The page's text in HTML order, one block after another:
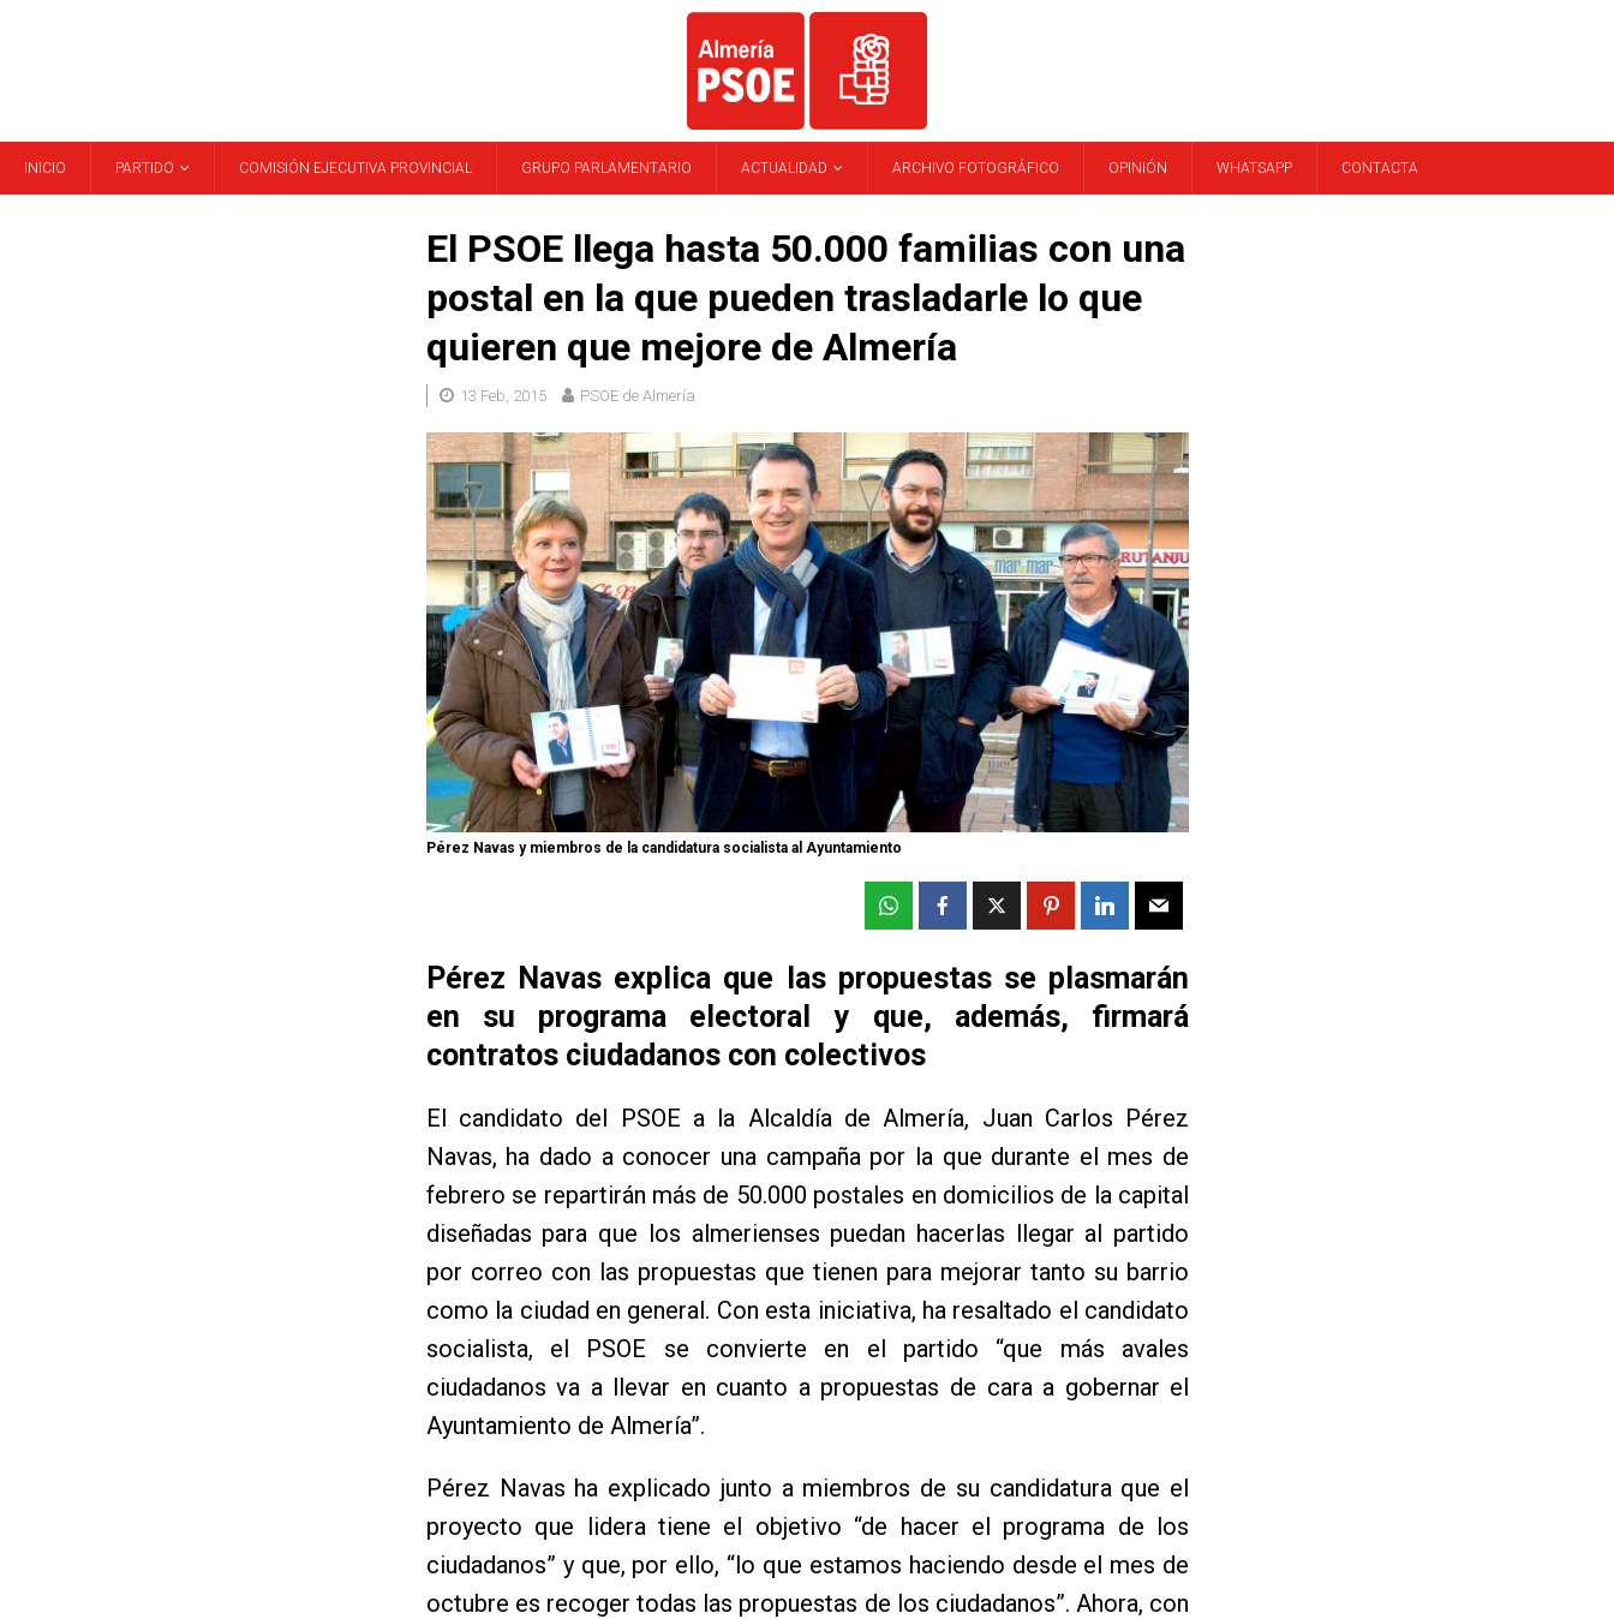
INICIO PARTIDO COMISIÓN EJECUTIVA PROVINCIAL GRUPO PARLAMENTARIO ACTUALIDAD ARCHIVO FOTOGRÁFICO OPINIÓN WHATSAPP CONTACTA
El PSOE llega hasta 50.000 familias con una
postal en la que pueden trasladarle lo que
quieren que mejore de Almería
13 Feb, 2015 PSOE de Almería
Pérez Navas y miembros de la candidatura socialista al Ayuntamiento
Pérez Navas explica que las propuestas se plasmarán
en su programa electoral y que, además, firmará
contratos ciudadanos con colectivos
El candidato del PSOE a la Alcaldía de Almería, Juan Carlos Pérez
Navas, ha dado a conocer una campaña por la que durante el mes de
febrero se repartirán más de 50.000 postales en domicilios de la capital
diseñadas para que los almerienses puedan hacerlas llegar al partido
por correo con las propuestas que tienen para mejorar tanto su barrio
como la ciudad en general. Con esta iniciativa, ha resaltado el candidato
socialista, el PSOE se convierte en el partido “que más avales
ciudadanos va a llevar en cuanto a propuestas de cara a gobernar el
Ayuntamiento de Almería”.
Pérez Navas ha explicado junto a miembros de su candidatura que el
proyecto que lidera tiene el objetivo “de hacer el programa de los
ciudadanos” y que, por ello, “lo que estamos haciendo desde el mes de
octubre es recoger todas las propuestas de los ciudadanos”. Ahora, con